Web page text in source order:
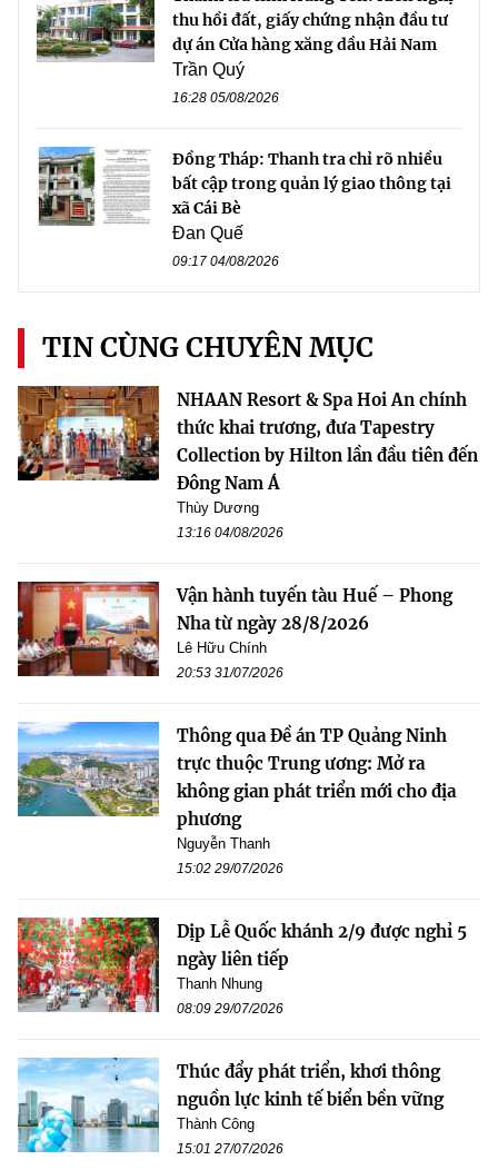
thu hồi đất, giấy chứng nhận đầu tư
dự án Cửa hàng xăng dầu Hải Nam
Trần Quý
16:28 05/08/2026
Đồng Tháp: Thanh tra chỉ rõ nhiều
bất cập trong quản lý giao thông tại
xã Cái Bè
Đan Quế
09:17 04/08/2026
TIN CÙNG CHUYÊN MỤC
NHAAN Resort & Spa Hoi An chính
thức khai trương, đưa Tapestry
Collection by Hilton lần đầu tiên đến
Đông Nam Á
Thùy Dương
13:16 04/08/2026
Vận hành tuyến tàu Huế – Phong
Nha từ ngày 28/8/2026
Lê Hữu Chính
20:53 31/07/2026
Thông qua Đề án TP Quảng Ninh
trực thuộc Trung ương: Mở ra
không gian phát triển mới cho địa
phương
Nguyễn Thanh
15:02 29/07/2026
Dịp Lễ Quốc khánh 2/9 được nghỉ 5
ngày liên tiếp
Thanh Nhung
08:09 29/07/2026
Thúc đẩy phát triển, khơi thông
nguồn lực kinh tế biển bền vững
Thành Công
15:01 27/07/2026